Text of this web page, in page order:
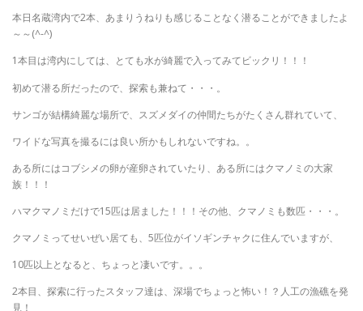
本日名蔵湾内で2本、あまりうねりも感じることなく潜ることができましたよ
～～(^-^)
1本目は湾内にしては、とても水が綺麗で入ってみてビックリ！！！
初めて潜る所だったので、探索も兼ねて・・・。
サンゴが結構綺麗な場所で、スズメダイの仲間たちがたくさん群れていて、
ワイドな写真を撮るには良い所かもしれないですね。。
ある所にはコブシメの卵が産卵されていたり、ある所にはクマノミの大家
族！！！
ハマクマノミだけで15匹は居ました！！！その他、クマノミも数匹・・・。
クマノミってせいぜい居ても、5匹位がイソギンチャクに住んでいますが、
10匹以上となると、ちょっと凄いです。。。
2本目、探索に行ったスタッフ達は、深場でちょっと怖い！？人工の漁礁を発
見！